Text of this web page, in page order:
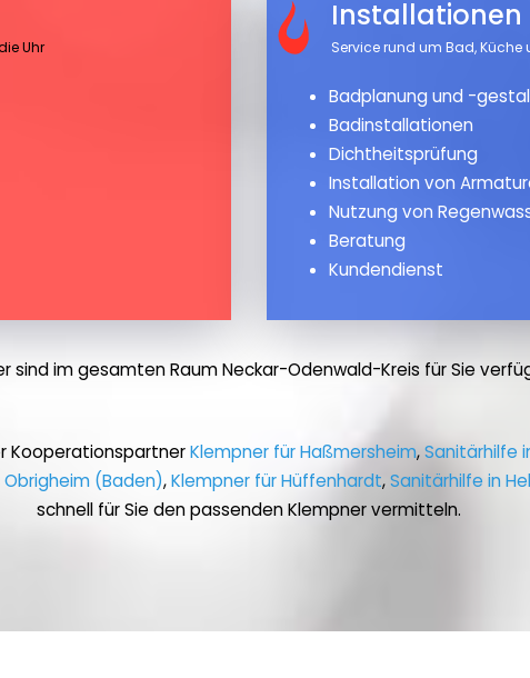
Uhr Service rund um Bad, Küche
Badplanung und -
Badinstallationen
Dichtheitsprüfung
Installation von
Nutzung von
Beratung
Kundendienst
sind im gesamten Raum Neckar-Odenwald-Kreis für Sie
KooperationspartnerKlempner für Haßmersheim,Sanitärhilfe
(Baden),Klempner für Hüffenhardt,Sanitärhilfe in
schnell für Sie den passenden Klempner vermitteln.